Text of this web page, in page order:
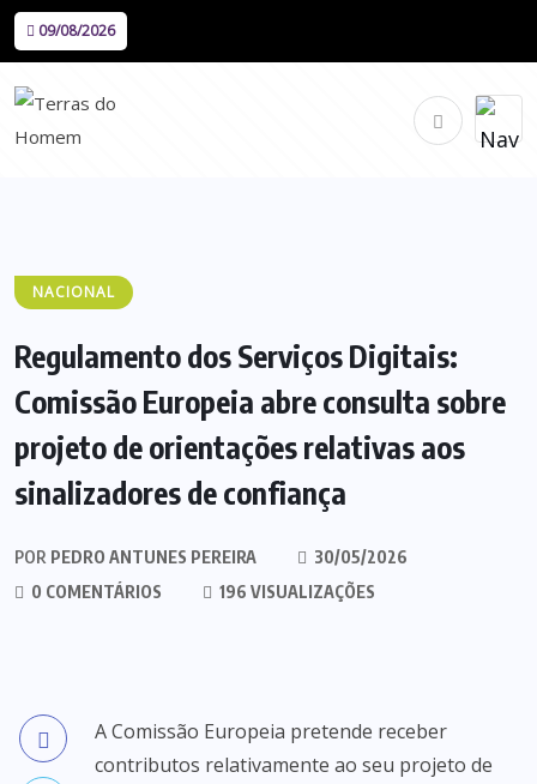
09/08/2026
NACIONAL
Regulamento dos Serviços Digitais:
Comissão Europeia abre consulta sobre
projeto de orientações relativas aos
sinalizadores de confiança
POR PEDRO ANTUNES PEREIRA
30/05/2026
0 COMENTÁRIOS
196 VISUALIZAÇÕES
A Comissão Europeia pretende receber
contributos relativamente ao seu projeto de